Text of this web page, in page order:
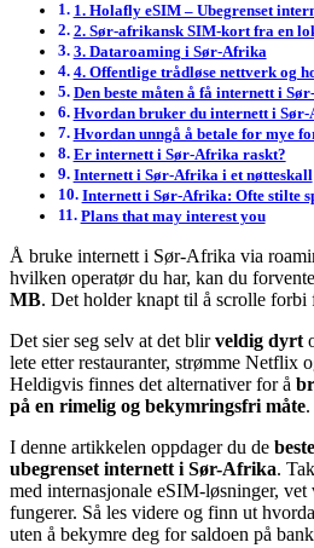
1. Holafly eSIM – Ubegrenset
2. Sør-afrikansk SIM-kort fra en
3. Dataroaming i Sør-Afrika
4. Offentlige trådløse nettverk og
Den beste måten å få internett i
Hvordan bruker du internett i Sør-
Hvordan unngå å betale for mye
Er internett i Sør-Afrika raskt?
Internett i Sør-Afrika i et nøtteskall
Internett i Sør-Afrika: Ofte stilte
Plans that may interest you
Å bruke internett i Sør-Afrika via
hvilken operatør du har, kan du
MB. Det holder knapt til å scrolle forbi
Det sier seg selv at det blirveldig dyrt
lete etter restauranter, strømme Netflix
Heldigvis finnes det alternativer for å
på en rimelig og bekymringsfri måte.
I denne artikkelen oppdager du de
ubegrenset internett i Sør-Afrika.
med internasjonale eSIM-løsninger,
fungerer. Så les videre og finn ut
uten å bekymre deg for saldoen på